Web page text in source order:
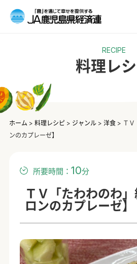
RECIPE
料理レ
ホーム > 料理レシピ> ジャンル> 洋食> Ｔ
ンのカプレーゼ】
所要時間： 10分
ＴＶ「たわわのわ
ロンのカプレーゼ】